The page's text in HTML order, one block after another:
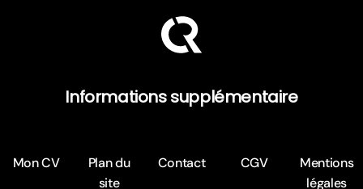
Informations supplémentaire
Mon CV
Plan du
site
Contact CGV
Mentions
légales